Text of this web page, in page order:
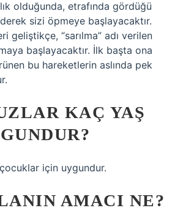
olduğunda, etrafında gördüğü
sizi öpmeye başlayacaktır.
geliştikçe, “sarılma” adı verilen
başlayacaktır. İlk başta ona
bu hareketlerin aslında pek
KAÇ YAŞ
için uygundur.
AMACI NE?